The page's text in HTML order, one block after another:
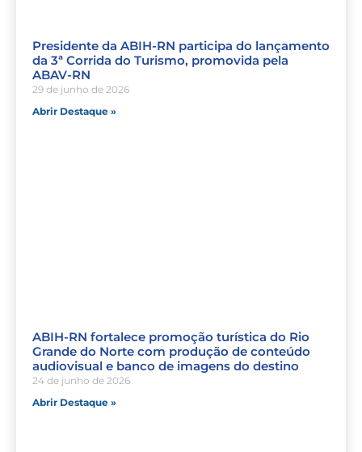
Presidente da ABIH-RN participa do lançamento
da 3ª Corrida do Turismo, promovida pela
ABAV-RN
29 de junho de 2026
Abrir Destaque »
ABIH-RN fortalece promoção turística do Rio
Grande do Norte com produção de conteúdo
audiovisual e banco de imagens do destino
24 de junho de 2026
Abrir Destaque »